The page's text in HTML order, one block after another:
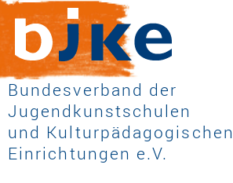
Bundesverband der
Jugendkunstschulen
und Kulturpädagogischen
Einrichtungen e.V.